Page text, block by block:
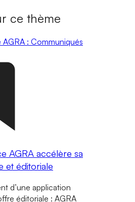
ce thème
AGRA : Communiqués
AGRA accélère sa
et éditoriale
d’une application
éditoriale : AGRA